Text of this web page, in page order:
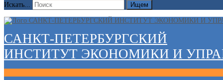
Искать...
Ищем
САНКТ-ПЕТЕРБУРГСКИЙ
ИНСТИТУТ ЭКОНОМИКИ И